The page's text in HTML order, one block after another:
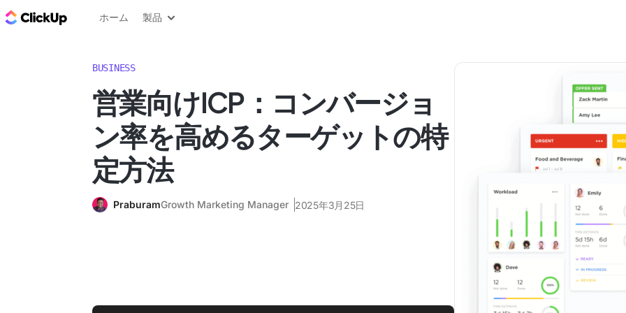
ClickUp ブログ
ホーム 製品
BUSINESS
営業向けICP：コンバージョ
ン率を高めるターゲットの特
定方法
PraburamGrowth Marketing Manager 2025年3月25日